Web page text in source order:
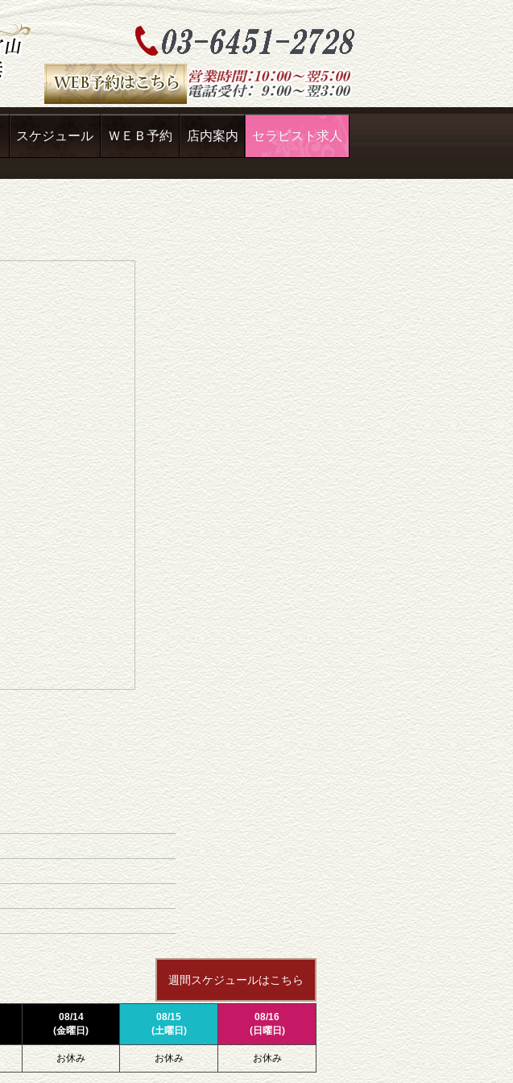
スケジュール ＷＥＢ予約 店内案内 セラピスト求人
週間スケジュールはこちら
08/14
(金曜日)
08/15
(土曜日)
08/16
(日曜日)
お休み お休み お休み